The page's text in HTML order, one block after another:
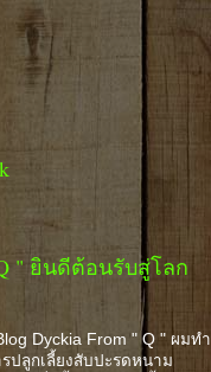
" ยินดีต้อนรับสู่โลก
Dyckia From " Q " ผมทำ
ปลูกเลี้ยงสับปะรดหนาม